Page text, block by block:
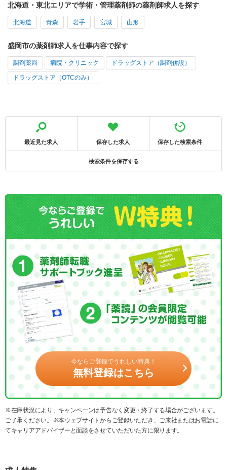
北海道・東北エリアで学術・管理薬剤師の薬剤師求人を探す
北海道 青森 岩手 宮城 山形
盛岡市の薬剤師求人を仕事内容で探す
調剤薬局 病院・クリニック ドラッグストア（調剤併設）
ドラッグストア（OTCのみ）
最近見た求人 保存した求人 保存した検索条件
検索条件を保存する
今ならご登録でうれしい特典！
無料登録はこちら
※在庫状況により、キャンペーンは予告なく変更・終了する場合がございます。
ご了承ください。※本ウェブサイトからご登録いただき、ご来社またはお電話に
てキャリアアドバイザーと面談をさせていただいた方に限ります。